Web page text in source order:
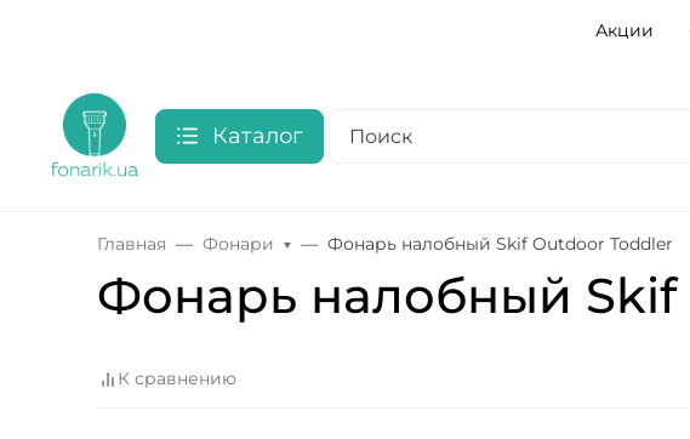
Акции
Каталог
Главная Фонари Фонарь налобный Skif Outdoor Toddler
Фонарь налобный Skif
К сравнению